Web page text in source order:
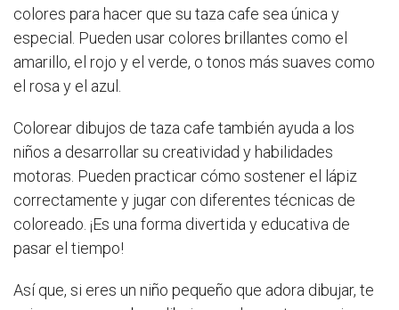
colores para hacer que su taza cafe sea única y
especial. Pueden usar colores brillantes como el
amarillo, el rojo y el verde, o tonos más suaves como
el rosa y el azul.
Colorear dibujos de taza cafe también ayuda a los
niños a desarrollar su creatividad y habilidades
motoras. Pueden practicar cómo sostener el lápiz
correctamente y jugar con diferentes técnicas de
coloreado. ¡Es una forma divertida y educativa de
pasar el tiempo!
Así que, si eres un niño pequeño que adora dibujar, te